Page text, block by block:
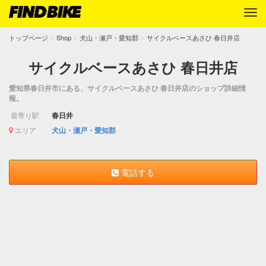
トップページ Shop 犬山・瀬戸・愛知郡 サイクルベースあさひ 春日井店
サイクルベースあさひ 春日井店
愛知県春日井市にある、サイクルベースあさひ 春日井店のショップ詳細情
報。
最寄り駅 春日井
エリア 犬山・瀬戸・愛知郡
電話する